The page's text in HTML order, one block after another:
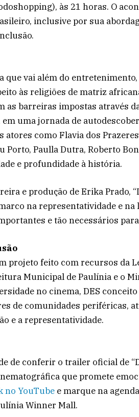
às 21 horas. O
inclusive por sua
que vai além do
às religiões de matriz
as barreiras impostas através
uma jornada de
como Flavia dos
Porto, Paulla Dutra, Roberto
e profundidade à história.
e produção de Erika Prado,
na representatividade e
e tão necessários
projeto feito com recursos da
Municipal de Paulínia e o
no cinema, DES
de comunidades periféricas,
e a representatividade.
de conferir o trailer oficial de
que promete
no YouTube e marque na
Winner Mall.